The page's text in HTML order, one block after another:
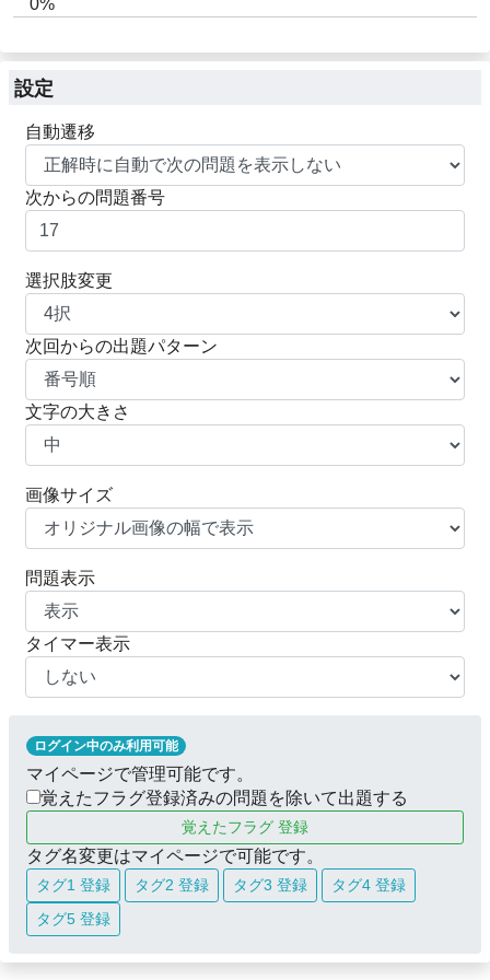
0%
設定
自動遷移
次からの問題番号
選択肢変更
次回からの出題パターン
文字の大きさ
画像サイズ
問題表示
タイマー表示
ログイン中のみ利用可能
マイページで管理可能です。
覚えたフラグ登録済みの問題を除いて出題する
覚えたフラグ 登録
タグ名変更はマイページで可能です。
タグ1 登録 タグ2 登録 タグ3 登録
タグ4 登録
タグ5 登録